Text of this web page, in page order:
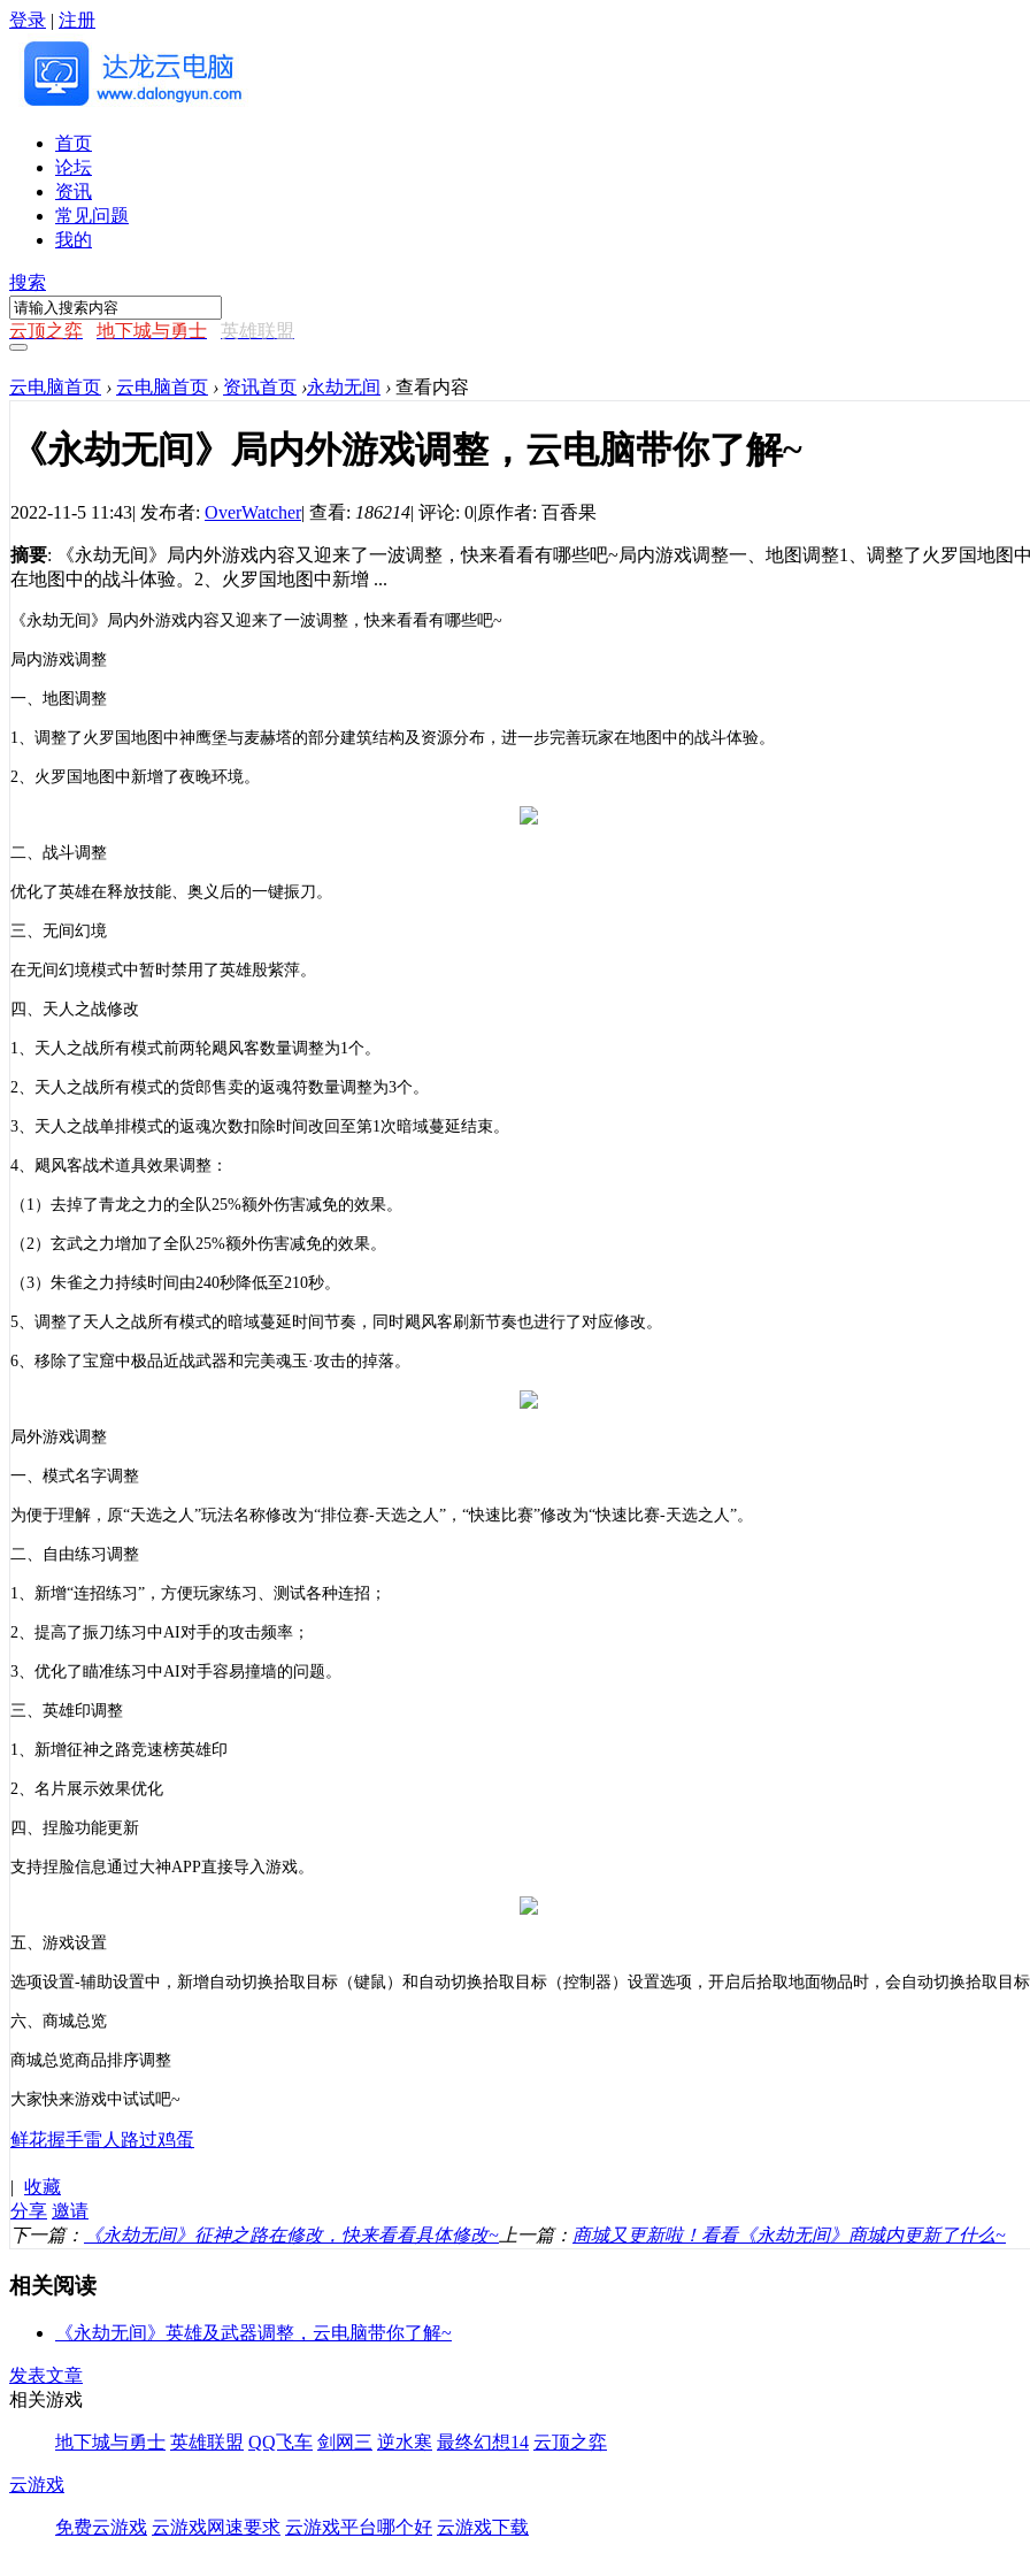
登录 | 注册
首页
论坛
资讯
常见问题
我的
搜索
云顶之弈 地下城与勇士 英雄联盟
云电脑首页 › 云电脑首页 › 资讯首页 ›永劫无间 › 查看内容
《永劫无间》局内外游戏调整，云电脑带你了解~
2022-11-5 11:43| 发布者: OverWatcher| 查看: 186214| 评论: 0|原作者: 百香果
摘要: 《永劫无间》局内外游戏内容又迎来了一波调整，快来看看有哪些吧~局内游戏调整一、地图调整1、调整了火罗国地
在地图中的战斗体验。2、火罗国地图中新增 ...
《永劫无间 》 局内外游戏内容又迎来了一波调整，快来看看有哪些吧~
局内游戏调整
一、地图调整
1、调整了火罗国地图中神鹰堡与麦赫塔的部分建筑结构及资源分布，进一步完善玩家在地图中的战斗体验。
2、火罗国地图中新增了夜晚环境。
二、战斗调整
优化了英雄在释放技能、奥义后的一键振刀。
三、无间幻境
在无间幻境模式中暂时禁用了英雄殷紫萍。
四、天人之战修改
1、天人之战所有模式前两轮飓风客数量调整为1个。
2、天人之战所有模式的货郎售卖的返魂符数量调整为3个。
3、天人之战单排模式的返魂次数扣除时间改回至第1次暗域蔓延结束。
4、飓风客战术道具效果调整：
（ 1）去掉了青龙之力的全队25%额外伤害减免的效果。
（ 2）玄武之力增加了全队25%额外伤害减免的效果。
（3）朱雀之力持续时间由240秒降低至210秒。
5、调整了天人之战所有模式的暗域蔓延时间节奏，同时飓风客刷新节奏也进行了对应修改。
6、移除了宝窟中极品近战武器和完美魂玉·攻击的掉落。
局外游戏调整
一、模式名字调整
为便于理解，原“天选之人”玩法名称修改为“排位赛-天选之人”，“快速比赛”修改为“快速比赛-天选之人”。
二、自由练习调整
1、新增“连招练习”，方便玩家练习、测试各种连招；
2、提高了振刀练习中AI对手的攻击频率；
3、优化了瞄准练习中AI对手容易撞墙的问题。
三、英雄印调整
1、新增征神之路竞速榜英雄印
2、名片展示效果优化
四、捏脸功能更新
支持捏脸信息通过大神APP直接导入游戏。
五、游戏设置
选项设置-辅助设置中，新增自动切换拾取目标（键鼠）和自动切换拾取目标（控制器）设置选项，开启后拾取地面物品时，会自动切换拾取目
六、商城总览
商城总览商品排序调整
大家快来游戏中试试吧~
鲜花握手雷人 路过鸡蛋
| 收藏
分享 邀请
下一篇：
《永劫无间》征神之路在修改，快来看看具体修改~ 上一篇： 商城又更新啦！看看《永劫无间》商城内更新了什么~
相关阅读
《永劫无间》英雄及武器调整，云电脑带你了解~
发表文章
相关游戏
地下城与勇士 英雄联盟 QQ飞车 剑网三 逆水寒 最终幻想14 云顶之弈
云游戏
免费云游戏 云游戏网速要求 云游戏平台哪个好 云游戏下载